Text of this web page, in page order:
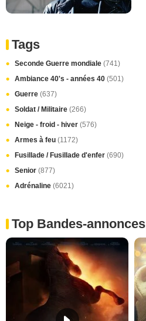
Tags
Seconde Guerre mondiale (741)
Ambiance 40's - années 40 (501)
Guerre (637)
Soldat / Militaire (266)
Neige - froid - hiver (576)
Armes à feu (1172)
Fusillade / Fusillade d'enfer (690)
Senior (877)
Adrénaline (6021)
Top Bandes-annonces